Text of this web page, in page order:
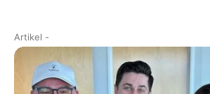
Artikel -